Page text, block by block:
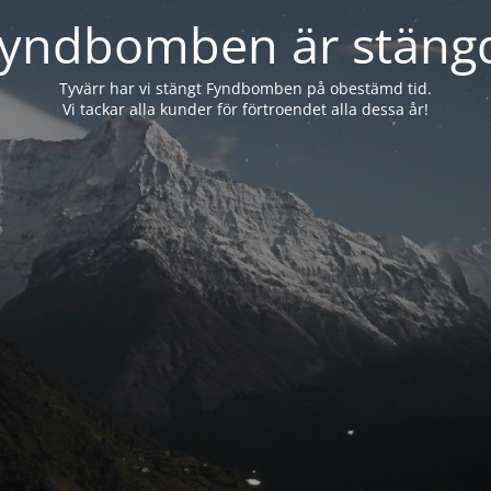
är
Tyvärr har vi stängt Fyndbomben på obestämd tid.
Vi tackar alla kunder för förtroendet alla dessa år!